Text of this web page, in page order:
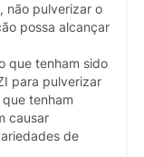
não pulverizar o
possa alcançar
que tenham sido
para pulverizar
tenham
causar
de